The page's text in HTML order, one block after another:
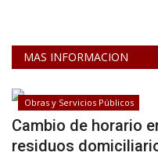
MAS INFORMACION
de
Se